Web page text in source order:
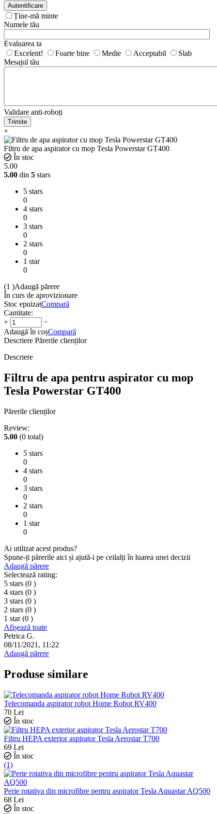
Autentificare
Ține-mă minte
Numele tău
Evaluarea ta
Excelent!
Foarte bine Medie Acceptabil
Slab
Mesajul tău
Validare anti-roboți
Trimite
+
Filtru de apa aspirator cu mop Tesla Powerstar GT400
În stoc
5.00
5.00 din 5 stars
5 stars
0
4 stars
0
3 stars
0
2 stars
0
1 star
0
(1 )Adaugă părere
În curs de aprovizionare
Stoc epuizatCompară
Cantitate:
+
−
Adaugă în coșCompară
Descriere Părerile clienților
Descriere
Filtru de apa pentru aspirator cu mop
Tesla Powerstar GT400
Părerile clienților
Review:
5.00 (0 total)
5 stars
0
4 stars
0
3 stars
0
2 stars
0
1 star
0
Ai utilizat acest produs?
Spune-ți părerile aici și ajută-i pe ceilalți în luarea unei decizii
Adaugă părere
Selectează rating:
5 stars (0 )
4 stars (0 )
3 stars (0 )
2 stars (0 )
1 star (0 )
Afișează toate
Petrica G.
08/11/2021, 11:22
Adaugă părere
Produse similare
Telecomanda aspirator robot Home Robot RV400
70 Lei
În stoc
Filtru HEPA exterior aspirator Tesla Aerostar T700
69 Lei
În stoc
(1)
Perie rotativa din microfibre pentru aspirator Tesla Aquastar AQ500
68 Lei
În stoc